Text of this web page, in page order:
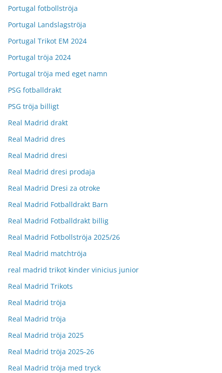
Portugal fotbollströja
Portugal Landslagströja
Portugal Trikot EM 2024
Portugal tröja 2024
Portugal tröja med eget namn
PSG fotballdrakt
PSG tröja billigt
Real Madrid drakt
Real Madrid dres
Real Madrid dresi
Real Madrid dresi prodaja
Real Madrid Dresi za otroke
Real Madrid Fotballdrakt Barn
Real Madrid Fotballdrakt billig
Real Madrid Fotbollströja 2025/26
Real Madrid matchtröja
real madrid trikot kinder vinicius junior
Real Madrid Trikots
Real Madrid tröja
Real Madrid tröja
Real Madrid tröja 2025
Real Madrid tröja 2025-26
Real Madrid tröja med tryck